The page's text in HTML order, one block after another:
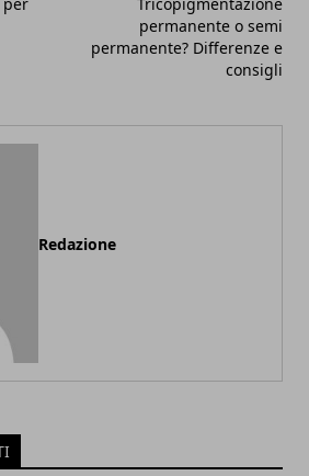
permanente o semi
permanente? Differenze e
consigli
Redazione